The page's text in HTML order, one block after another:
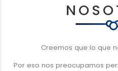
Creemos que lo que
Por eso nos preocupamos